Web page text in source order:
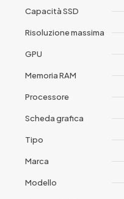
Capacità SSD
Risoluzione massima
GPU
Memoria RAM
Processore
Scheda grafica
Tipo
Marca
Modello